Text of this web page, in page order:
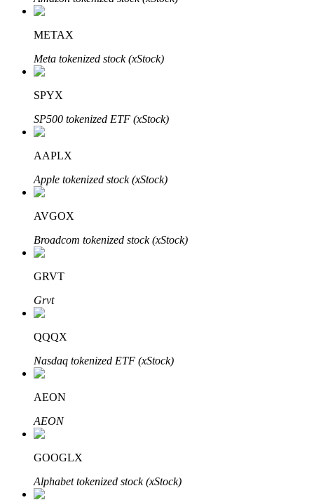
Investasi Otomatis
Pelajari tentang mendapatkan penghasilan pasif
Bitrue
Mitra Bitrue
METAX
Meta tokenized stock (xStock)
SPYX
SP500 tokenized ETF (xStock)
AAPLX
Apple tokenized stock (xStock)
AVGOX
Broadcom tokenized stock (xStock)
GRVT
Grvt
QQQX
Nasdaq tokenized ETF (xStock)
AEON
AEON
GOOGLX
Alphabet tokenized stock (xStock)